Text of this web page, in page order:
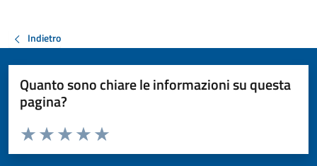
Indietro
Quanto sono chiare le informazioni su questa
pagina?
Valuta da 1 a 5 stelle la pagina
Valuta 5 stelle su 5
Valuta 4 stelle su 5
Valuta 3 stelle su 5
Valuta 2 stelle su 5
Valuta 1 stelle su 5